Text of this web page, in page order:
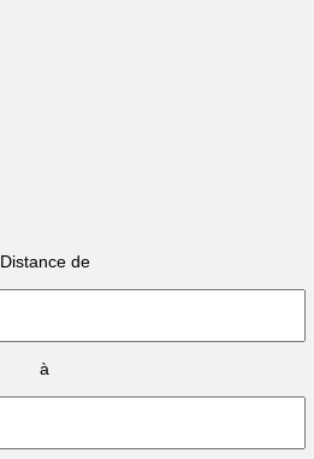
Distance de
à